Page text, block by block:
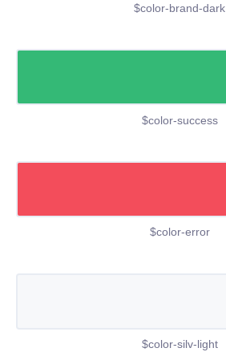
$color-brand-dark
$color-success
$color-error
$color-silv-light